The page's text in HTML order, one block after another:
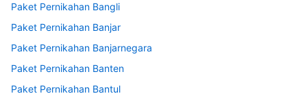
Paket Pernikahan Bangli
Paket Pernikahan Banjar
Paket Pernikahan Banjarnegara
Paket Pernikahan Banten
Paket Pernikahan Bantul